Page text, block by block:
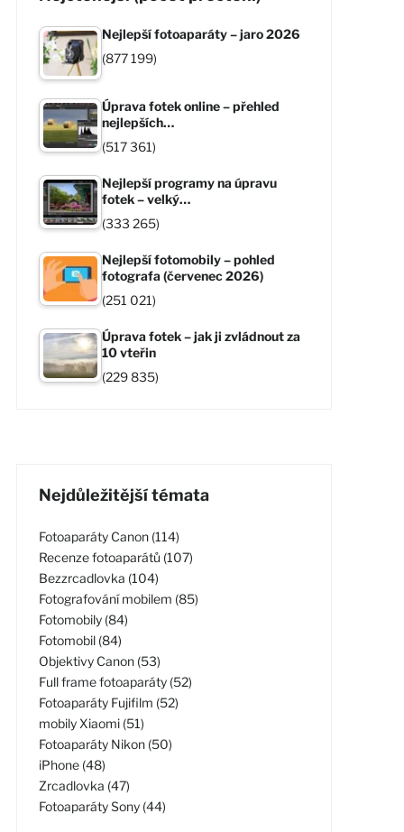
Nejlepší fotoaparáty – jaro 2026
(877 199)
Úprava fotek online – přehled
nejlepších…
(517 361)
Nejlepší programy na úpravu
fotek – velký…
(333 265)
Nejlepší fotomobily – pohled
fotografa (červenec 2026)
(251 021)
Úprava fotek – jak ji zvládnout za
10 vteřin
(229 835)
Nejdůležitější témata
Fotoaparáty Canon (114)
Recenze fotoaparátů (107)
Bezzrcadlovka (104)
Fotografování mobilem (85)
Fotomobily (84)
Fotomobil (84)
Objektivy Canon (53)
Full frame fotoaparáty (52)
Fotoaparáty Fujifilm (52)
mobily Xiaomi (51)
Fotoaparáty Nikon (50)
iPhone (48)
Zrcadlovka (47)
Fotoaparáty Sony (44)